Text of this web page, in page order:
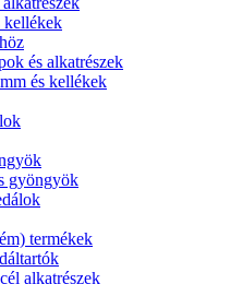
kellékek
és alkatrészek
és kellékek
gyöngyök
termékek
alkatrészek